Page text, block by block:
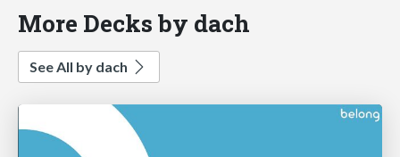
More Decks by dach
See All by dach